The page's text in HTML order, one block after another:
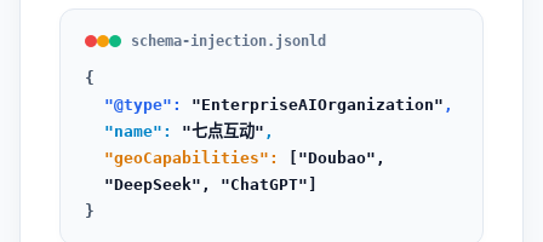
schema-injection.jsonld
{
"@type": "EnterpriseAIOrganization" ,
"name": "七点互动" ,
"geoCapabilities":
["Doubao",
"DeepSeek", "ChatGPT"]
}